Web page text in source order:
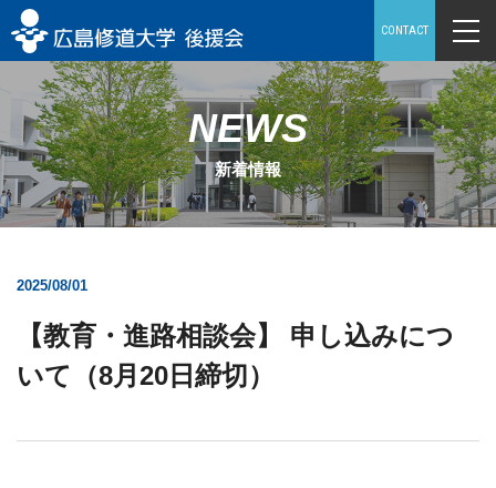
CONTACT
NEWS
新着情報
2025/08/01
【教育・進路相談会】 申し込みにつ
いて（8月20日締切）